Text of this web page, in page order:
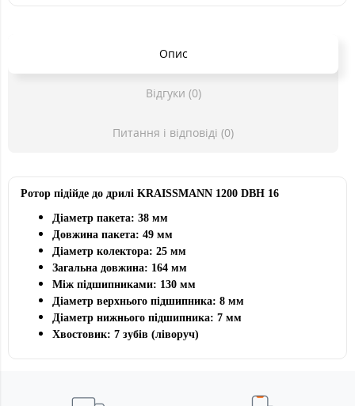
Опис
Відгуки (0)
Питання і відповіді (0)
Ротор підійде до дрилі KRAISSMANN 1200 DBH 16
Діаметр пакета: 38 мм
Довжина пакета: 49 мм
Діаметр колектора: 25 мм
Загальна довжина: 164 мм
Між підшипниками: 130 мм
Діаметр верхнього підшипника: 8 мм
Діаметр нижнього підшипника: 7 мм
Хвостовик: 7 зубів (ліворуч)